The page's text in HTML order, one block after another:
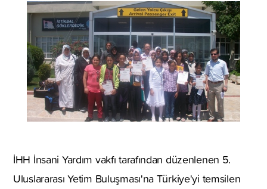
İHH İnsani Yardım vakfı tarafından düzenlenen 5.
Uluslararası Yetim Buluşması'na Türkiye'yi temsilen